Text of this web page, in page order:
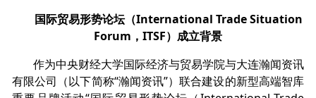
国际贸易形势论坛（International Trade Situation
Forum，ITSF）成立背景
作为中央财经大学国际经济与贸易学院与大连瀚闻资讯
有限公司（以下简称“瀚闻资讯”）联合建设的新型高端智库